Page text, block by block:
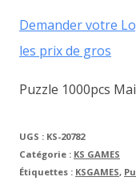
Demander votre
les prix de gros
Puzzle 1000pcs
UGS : KS-20782
Catégorie : KS GAMES
Étiquettes : KSGAMES,